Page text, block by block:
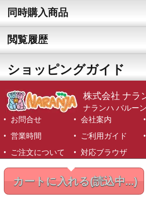
カートに入れる(読込中...)
同時購入商品
閲覧履歴
ショッピングガイド
株式会社 ナラ
ナランハ バルー
お問合せ
会社案内
営業時間
ご利用ガイド
ご注文について
対応ブラウザ
©1999-2026 NARANJA Inc. All